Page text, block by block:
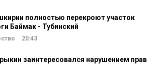
полностью перекроют участок
Баймак - Тубинский
20:43
заинтересовался нарушением прав